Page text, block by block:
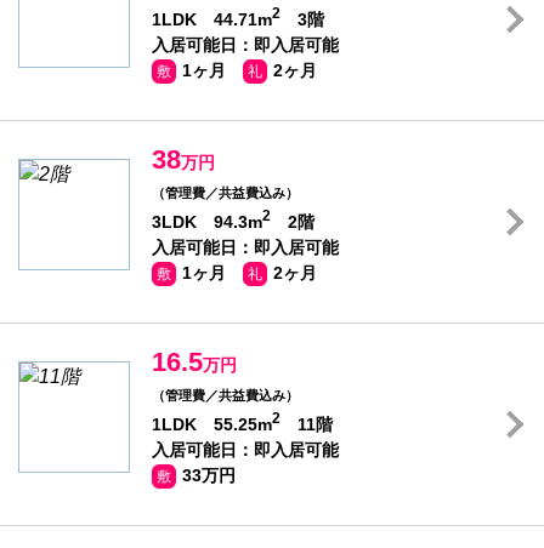
1LDK 44.71m2
3階
入居可能日：即入居可能
敷 1ヶ月 礼 2ヶ月
38万円
（管理費／共益費込み）
3LDK 94.3m2
2階
入居可能日：即入居可能
敷 1ヶ月 礼 2ヶ月
16.5万円
（管理費／共益費込み）
1LDK 55.25m2
11階
入居可能日：即入居可能
敷 33万円